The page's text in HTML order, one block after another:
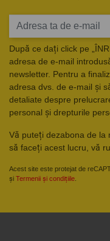
După ce dați click pe
adresa de e-mail
newsletter. Pentru a
adresa dvs. de e-mail și
detaliate despre
personal și drepturile
Vă puteți dezabona de la
să faceți acest lucru, vă
Acest site este protejat de
și Termenii și condițiile